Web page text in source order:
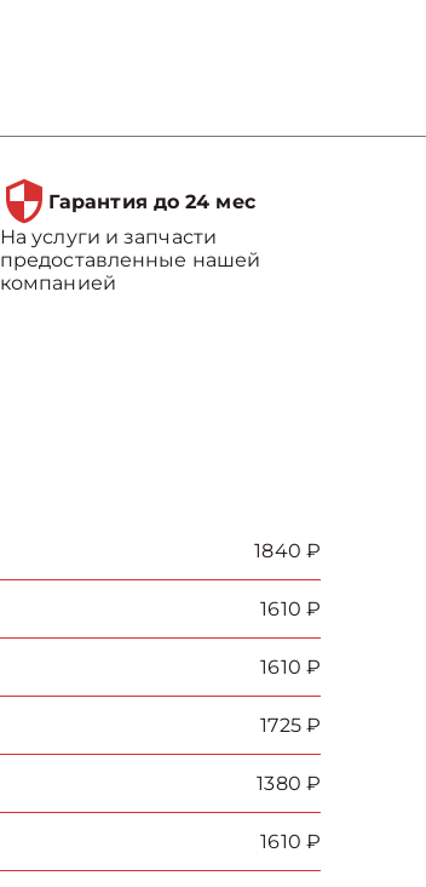
Гарантия до 24 мес
На услуги и запчасти
предоставленные нашей
компанией
1840 ₽
1610 ₽
1610 ₽
1725 ₽
1380 ₽
1610 ₽